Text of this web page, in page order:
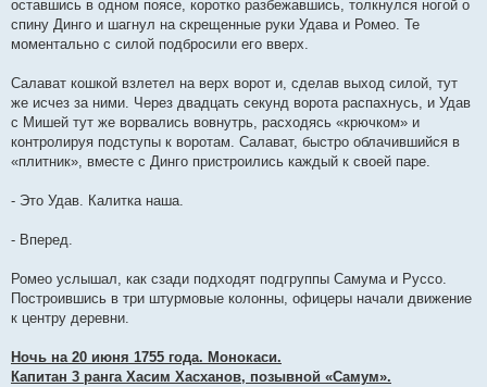
оставшись в одном поясе, коротко разбежавшись, толкнулся ногой о
спину Динго и шагнул на скрещенные руки Удава и Ромео. Те
моментально с силой подбросили его вверх.
Салават кошкой взлетел на верх ворот и, сделав выход силой, тут
же исчез за ними. Через двадцать секунд ворота распахнусь, и Удав
с Мишей тут же ворвались вовнутрь, расходясь «крючком» и
контролируя подступы к воротам. Салават, быстро облачившийся в
«плитник», вместе с Динго пристроились каждый к своей паре.
- Это Удав. Калитка наша.
- Вперед.
Ромео услышал, как сзади подходят подгруппы Самума и Руссо.
Построившись в три штурмовые колонны, офицеры начали движение
к центру деревни.
Ночь на 20 июня 1755 года. Монокаси.
Капитан 3 ранга Хасим Хасханов, позывной «Самум».